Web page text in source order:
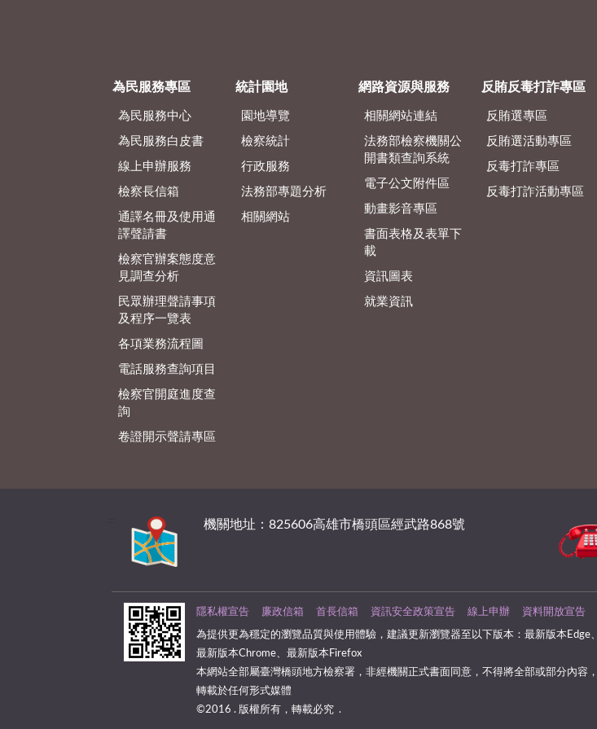
為民服務專區
為民服務中心
為民服務白皮書
線上申辦服務
檢察長信箱
通譯名冊及使用通
譯聲請書
檢察官辦案態度意
見調查分析
民眾辦理聲請事項
及程序一覽表
各項業務流程圖
電話服務查詢項目
檢察官開庭進度查
詢
卷證開示聲請專區
統計園地
園地導覽
檢察統計
行政服務
法務部專題分析
相關網站
網路資源與服務
相關網站連結
法務部檢察機關公
開書類查詢系統
電子公文附件區
動畫影音專區
書面表格及表單下
載
資訊圖表
就業資訊
反賄反毒打詐專區
反賄選專區
反賄選活動專區
反毒打詐專區
反毒打詐活動專區
機關地址：825606高雄市橋頭區經武路868號
隱私權宣告 廉政信箱 首長信箱 資訊安全政策宣告 線上申辦 資料開放宣告
為提供更為穩定的瀏覽品質與使用體驗，建議更新瀏覽器至以下版本：最新版本Edge、
最新版本Chrome、最新版本Firefox
本網站全部屬臺灣橋頭地方檢察署，非經機關正式書面同意，不得將全部或部分內容，
轉載於任何形式媒體
©2016 . 版權所有，轉載必究 .